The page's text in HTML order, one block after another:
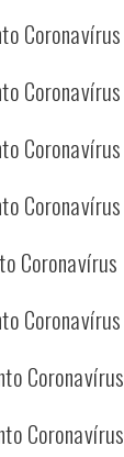
Coronavírus
Coronavírus
Coronavírus
Coronavírus
Coronavírus
Coronavírus
Coronavírus
Coronavírus